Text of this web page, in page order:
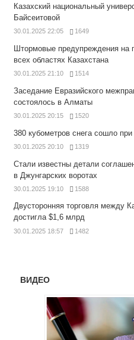
Казахский национальный
Байсеитовой
30.01.2025 22:05 1649
Штормовые предупреждения
всех областях Казахстана
30.01.2025 21:10 1514
Заседание Евразийского
состоялось в Алматы
30.01.2025 20:15 1520
380 кубометров снега сошло
30.01.2025 20:10 1319
Стали известны детали
в Джунгарских воротах
30.01.2025 19:10 1588
Двусторонняя торговля между
достигла $1,6 млрд
30.01.2025 18:57 1482
ВИДЕО